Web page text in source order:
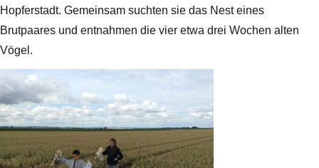
Hopferstadt. Gemeinsam suchten sie das Nest eines
Brutpaares und entnahmen die vier etwa drei Wochen alten
Vögel.